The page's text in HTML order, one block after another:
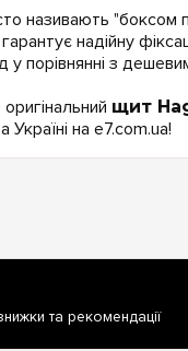
називають "боксом
надійну
у порівнянні з
щит
на e7.com.ua!
та рекомендації